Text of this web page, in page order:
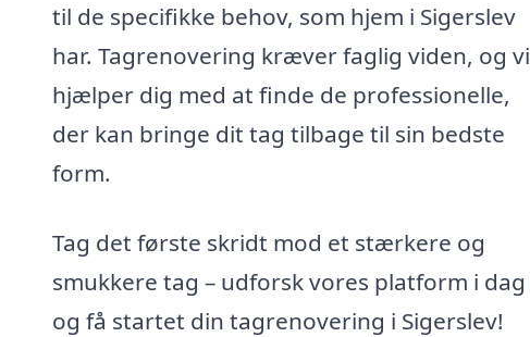
til de specifikke behov, som hjem i Sigerslev
har. Tagrenovering kræver faglig viden, og vi
hjælper dig med at finde de professionelle,
der kan bringe dit tag tilbage til sin bedste
form.
Tag det første skridt mod et stærkere og
smukkere tag – udforsk vores platform i dag
og få startet din tagrenovering i Sigerslev!